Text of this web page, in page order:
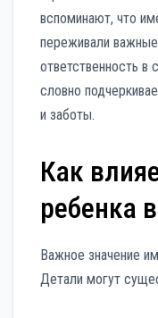
вспоминают, что
переживали
ответственность
словно
и заботы.
Как
ребенка
Важное значение
Детали могут